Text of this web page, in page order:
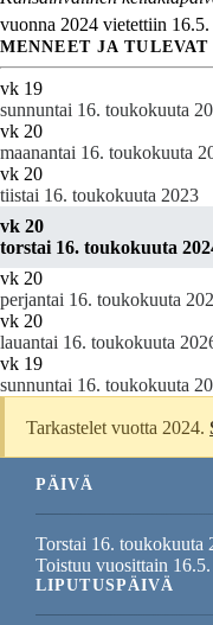
vuonna 2024 vietettiin 16.5.
MENNEET JA
vk 19
sunnuntai 16. toukokuuta
vk 20
maanantai 16. toukokuuta
vk 20
tiistai 16. toukokuuta 2023
vk 20
torstai 16. toukokuuta
vk 20
perjantai 16. toukokuuta
vk 20
lauantai 16. toukokuuta
vk 19
sunnuntai 16. toukokuuta
Tarkastelet vuotta 2024.
PÄIVÄ
Torstai 16. toukokuuta
Toistuu vuosittain 16.5.
LIPUTUSPÄIVÄ